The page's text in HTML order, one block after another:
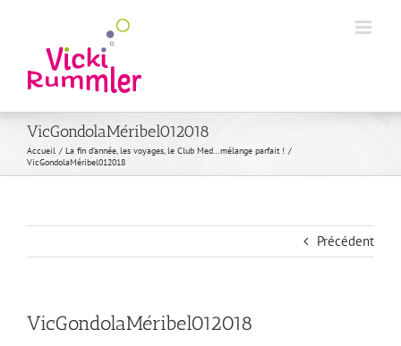
VicGondolaMéribel012018
Accueil
La fin d’année, les voyages, le Club Med…mélange parfait !
VicGondolaMéribel012018
Précédent
VicGondolaMéribel012018